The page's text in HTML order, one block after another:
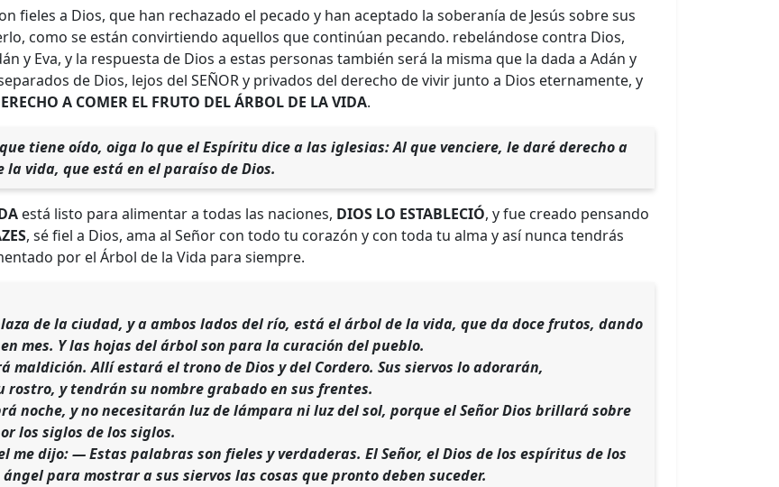
fieles a Dios, que han rechazado el pecado y han aceptado la soberanía de Jesús sobre sus
como se están convirtiendo aquellos que continúan pecando. rebelándose contra Dios,
y Eva, y la respuesta de Dios a estas personas también será la misma que la dada a Adán y
de Dios, lejos del SEÑOR y privados del derecho de vivir junto a Dios eternamente, y
A COMER EL FRUTO DEL ÁRBOL DE LA VIDA.
tiene oído, oiga lo que el Espíritu dice a las iglesias: Al que venciere, le daré derecho a
la vida, que está en el paraíso de Dios.
está listo para alimentar a todas las naciones, DIOS LO ESTABLECIÓ, y fue creado pensando
, sé fiel a Dios, ama al Señor con todo tu corazón y con toda tu alma y así nunca tendrás
por el Árbol de la Vida para siempre.
de la ciudad, y a ambos lados del río, está el árbol de la vida, que da doce frutos, dando
mes. Y las hojas del árbol son para la curación del pueblo.
maldición. Allí estará el trono de Dios y del Cordero. Sus siervos lo adorarán,
rostro, y tendrán su nombre grabado en sus frentes.
noche, y no necesitarán luz de lámpara ni luz del sol, porque el Señor Dios brillará sobre
los siglos de los siglos.
me dijo: — Estas palabras son fieles y verdaderas. El Señor, el Dios de los espíritus de los
para mostrar a sus siervos las cosas que pronto deben suceder.